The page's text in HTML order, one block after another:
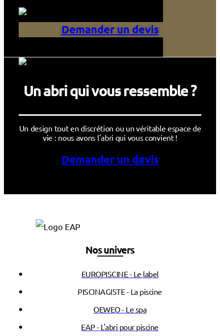
Demander un devis
Un abri qui vous ressemble ?
Un design tout en discrétion ou un véritable espace de
vie : nous avons l'abri qui vous convient !
Demander un devis
Nos univers
EUROPISCINE - Le label
PISCINAGISTE - La piscine
OEWEO - Le spa
EAP - L'abri pour piscine